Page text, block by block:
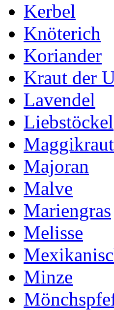
Kerbel
Knöterich
Koriander
Kraut der
Lavendel
Liebstöckel
Maggikraut
Majoran
Malve
Mariengras
Melisse
Minze